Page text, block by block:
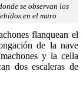
se observan los
en el muro
flanquean el
de la nave
y la cella
dos escaleras de